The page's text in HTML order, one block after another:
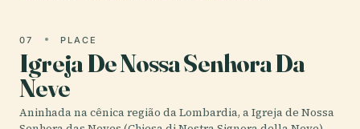
07 PLACE
Igreja De Nossa Senhora Da
Neve
Aninhada na cênica região da Lombardia, a Igreja de Nossa